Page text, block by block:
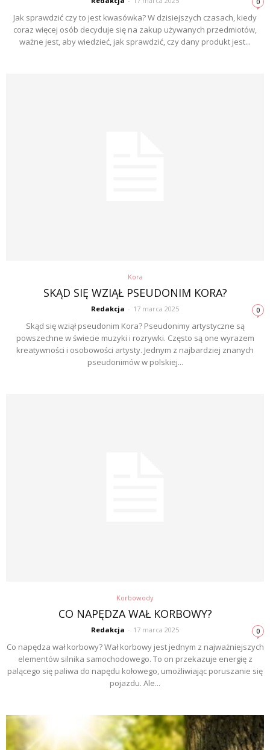
Jak sprawdzić czy to jest kwasówka? W dzisiejszych czasach, kiedy
coraz więcej osób decyduje się na zakup używanych przedmiotów,
ważne jest, aby wiedzieć, jak sprawdzić, czy dany produkt jest...
Kora
SKĄD SIĘ WZIĄŁ PSEUDONIM KORA?
Redakcja - 17 marca 2025 0
Skąd się wziął pseudonim Kora? Pseudonimy artystyczne są
powszechne w świecie muzyki i rozrywki. Często są one wyrazem
kreatywności i osobowości artysty. Jednym z najbardziej znanych
pseudonimów w polskiej...
Korbowody
CO NAPĘDZA WAŁ KORBOWY?
Redakcja - 17 marca 2025 0
Co napędza wał korbowy? Wał korbowy jest jednym z najważniejszych
elementów silnika samochodowego. To on przekazuje energię z
palącego się paliwa do napędu kołowego, umożliwiając poruszanie się
pojazdu. Ale...